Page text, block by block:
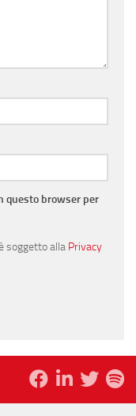
questo browser per
soggetto alla Privacy